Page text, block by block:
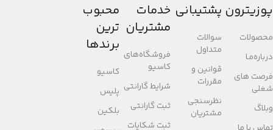
پوزیترون
محصولات
درباره‌مـا
فرصت های
شغلی
وبلاگ
پشتیبانی
سوالات
متداول
قوانین و
مقررات
نظرسنجی
مشتریان
خدمات
مشتریان
فروشگاه‌های
کاسیو
شرایط گارانتی
ثبت گارانتی
ثبت شکایات
محبوب
ترین
برندها
کاسیو
پلیس
بلکین